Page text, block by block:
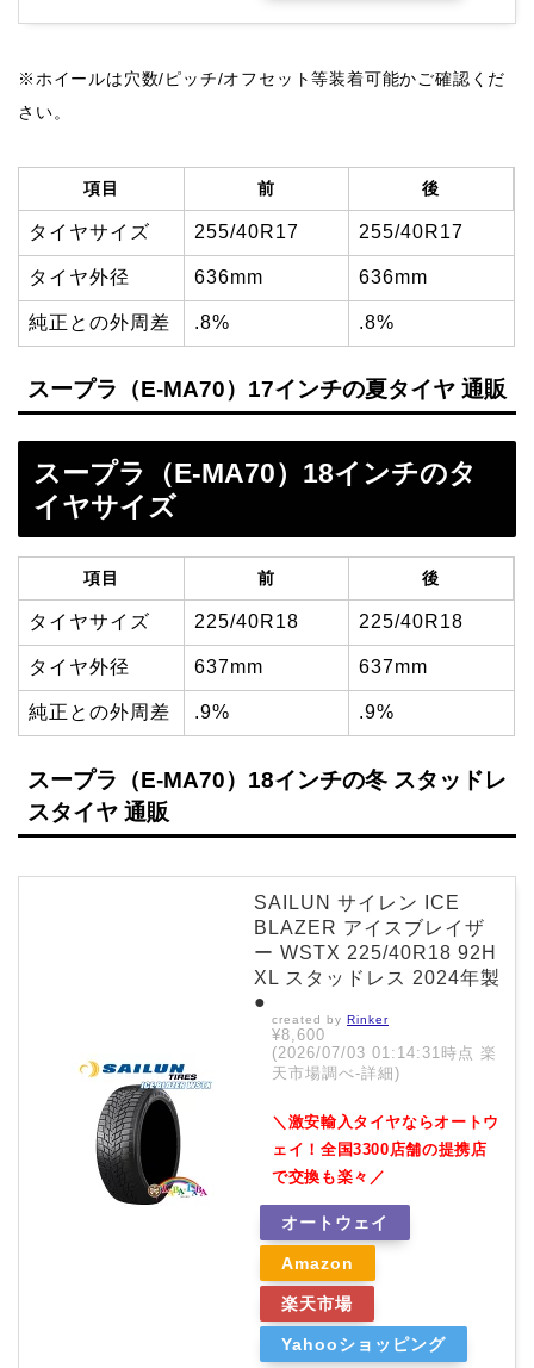
※ホイールは穴数/ピッチ/オフセット等装着可能かご確認くだ
さい。
項目 前 後
タイヤサイズ 255/40R17 255/40R17
タイヤ外径 636mm 636mm
純正との外周差 .8% .8%
スープラ（E-MA70）17インチの夏タイヤ 通販
スープラ（E-MA70）18インチのタ
イヤサイズ
項目 前 後
タイヤサイズ 225/40R18 225/40R18
タイヤ外径 637mm 637mm
純正との外周差 .9% .9%
スープラ（E-MA70）18インチの冬 スタッドレ
スタイヤ 通販
SAILUN サイレン ICE
BLAZER アイスブレイザ
ー WSTX 225/40R18 92H
XL スタッドレス 2024年製
●
created by Rinker
¥8,600
(2026/07/03 01:14:31時点 楽
天市場調べ-詳細)
＼激安輸入タイヤならオートウ
ェイ！全国3300店舗の提携店
で交換も楽々／
オートウェイ
Amazon
楽天市場
Yahooショッピング